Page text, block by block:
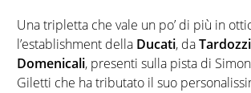
Una tripletta che vale un po’ di più in
l’establishment della Ducati, daTardozzi
Domenicali, presenti sulla pista di
Giletti che ha tributato il suo